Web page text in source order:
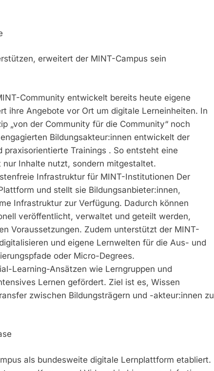
erweitert der MINT-Campus sein
Community entwickelt bereits heute eigene
ihre Angebote vor Ort um digitale Lerneinheiten. In
„von der Community für die Community“ noch
Bildungsakteur:innen entwickelt der
Trainings . So entsteht eine
Inhalte nutzt, sondern mitgestaltet.
Infrastruktur für MINT-Institutionen Der
und stellt sie Bildungsanbieter:innen,
Infrastruktur zur Verfügung. Dadurch können
veröffentlicht, verwaltet und geteilt werden,
Voraussetzungen. Zudem unterstützt der MINT-
und eigene Lernwelten für die Aus- und
oder Micro-Degrees.
Learning-Ansätzen wie Lerngruppen und
Lernen gefördert. Ziel ist es, Wissen
zwischen Bildungsträgern und -akteur:innen zu
als bundesweite digitale Lernplattform etabliert.